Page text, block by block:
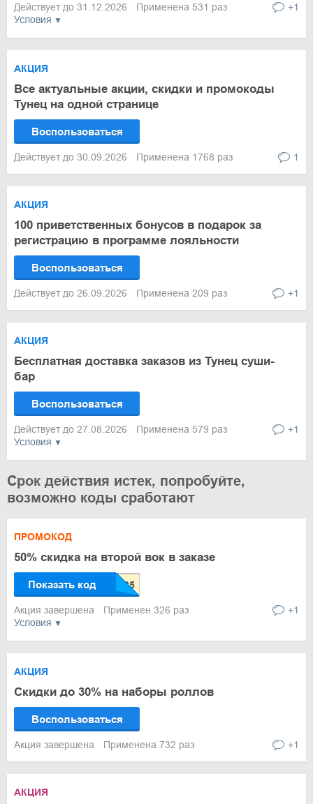
Условия
Действует до 31.12.2026 Применена 531 раз +1
АКЦИЯ
Все актуальные акции, скидки и промокоды
Тунец на одной странице
Воспользоваться
Действует до 30.09.2026 Применена 1768 раз 1
АКЦИЯ
100 приветственных бонусов в подарок за
регистрацию в программе лояльности
Воспользоваться
Действует до 26.09.2026 Применена 209 раз +1
Условия
АКЦИЯ
Бесплатная доставка заказов из Тунец суши-
бар
Воспользоваться
Действует до 27.08.2026 Применена 579 раз +1
Срок действия истек, попробуйте,
возможно коды сработают
Условия
ПРОМОКОД
50% скидка на второй вок в заказе
Показать код
Акция завершена Применен 326 раз +1
АКЦИЯ
Скидки до 30% на наборы роллов
Воспользоваться
Акция завершена Применена 732 раз +1
АКЦИЯ